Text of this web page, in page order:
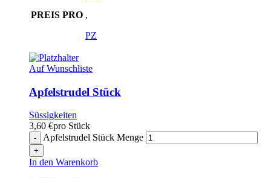
PREIS PRO ,
PZ
Auf Wunschliste
Apfelstrudel Stück
Süssigkeiten
3,60 €pro Stück
Apfelstrudel Stück Menge
In den Warenkorb